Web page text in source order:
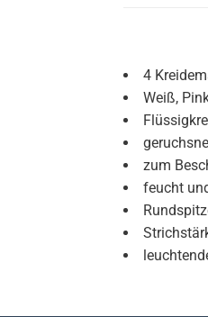
4
Weiß,
zum
feucht